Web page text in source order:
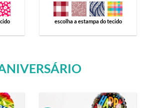
escolha a estampa do tecido